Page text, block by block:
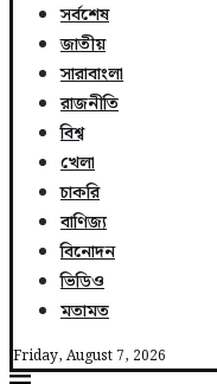
সর্বশেষ
জাতীয়
সারাবাংলা
রাজনীতি
বিশ্ব
খেলা
চাকরি
বাণিজ্য
বিনোদন
ভিডিও
মতামত
Friday, August 7, 2026